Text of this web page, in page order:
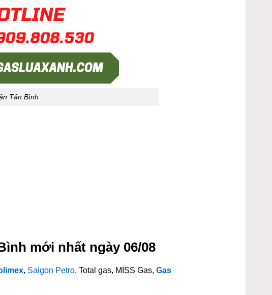
Tân Bình
mới nhất ngày 06/08
, Saigon Petro, Total gas, MISS Gas,Gas